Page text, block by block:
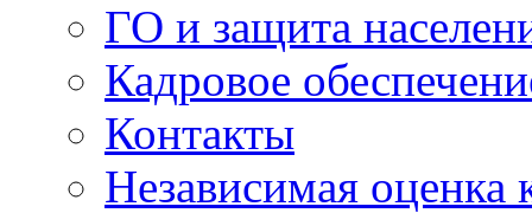
ГО и защита
Кадровое
Контакты
Независимая оценка